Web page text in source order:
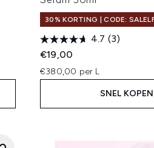
30% KORTING | CODE:
4.7 (3)
€19,00
€380,00 per L
SNEL KOPEN